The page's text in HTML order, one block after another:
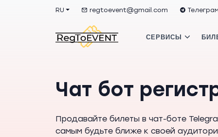
RU regtoevent@gmail.com
СЕРВИСЫ
Чат бот
Продавайте билеты в чат-боте
самым будьте ближе к своей